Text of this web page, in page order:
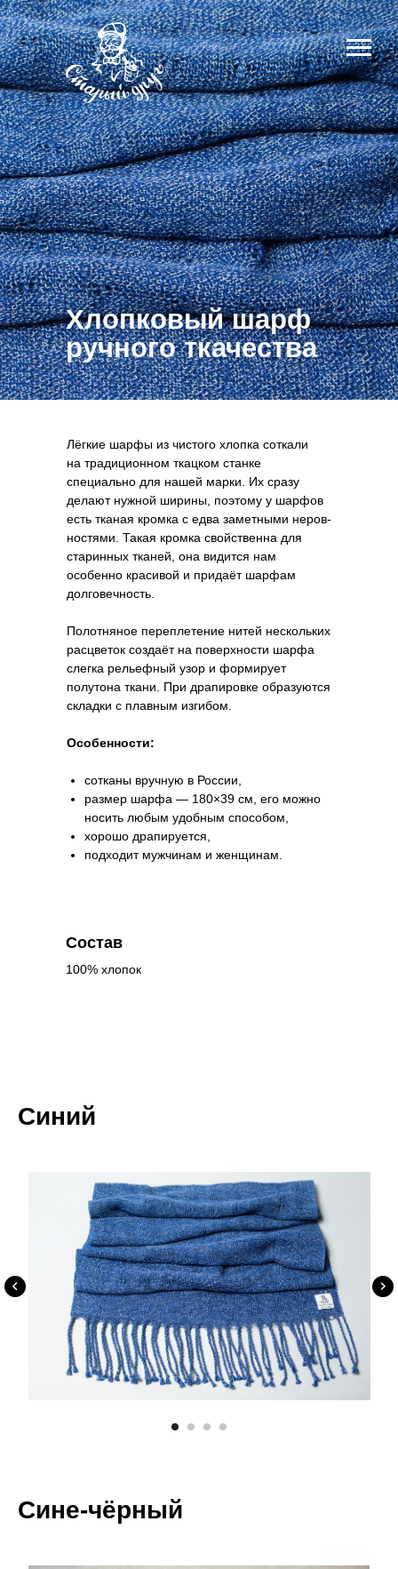
Хлопковый шарф
ручного ткачества
Лёгкие шар­фы из чистого хлопка соткали
на тра­ди­ци­он­ном ткац­ком стан­ке
специально для нашей марки. Их сра­зу
делают нуж­ной ши­ри­ны, поэтому у шарфов
есть тка­ная кром­ка с едва за­мет­ны­ми неров­
но­стя­ми. Такая кромка свойственна для
старинных тканей, она видится нам
особенно красивой и придаёт шарфам
долговечность.
Полотняное переплетение нитей нескольких
расцветок создаёт на поверхности шарфа
слегка рельефный узор и формирует
полутона ткани. При драпировке образуются
складки с плавным изгибом.
Особенности:
сотканы вручную в России,
раз­ме­р шарфа — 180×39 см, его можно
носить лю­бым удоб­ным спо­со­бом,
хорошо драпируется,
подходит мужчинам и женщинам.
Состав
100% хлопок
Синий
Сине-чёрный